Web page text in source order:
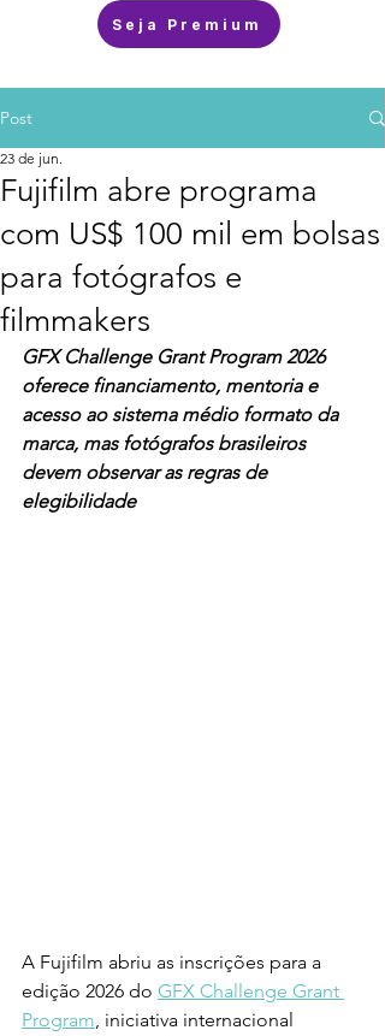
Seja Premium
Post
Fujifilm abre programa
com US$ 100 mil em bolsas
para fotógrafos e
filmmakers
23 de jun.
GFX Challenge Grant Program 2026
oferece financiamento, mentoria e
acesso ao sistema médio formato da
marca, mas fotógrafos brasileiros
devem observar as regras de
elegibilidade
A Fujifilm abriu as inscrições para a
edição 2026 do GFX Challenge Grant
Program, iniciativa internacional